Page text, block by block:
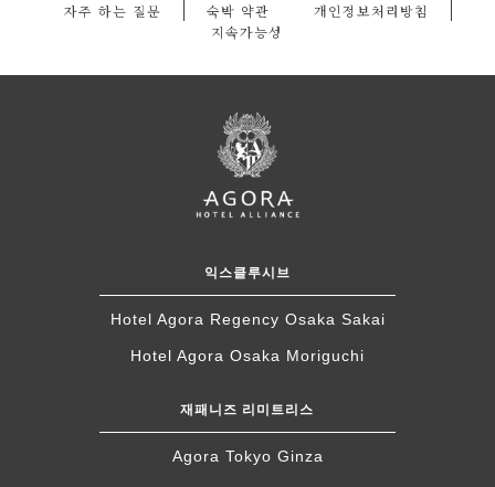
자주 하는 질문 숙박 약관
개인정보처리방침
지속가능성
익스클루시브
Hotel Agora Regency Osaka Sakai
Hotel Agora Osaka Moriguchi
재패니즈 리미트리스
Agora Tokyo Ginza